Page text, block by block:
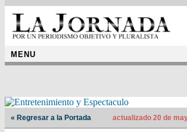
MENU
« Regresar a la Portada actualizado 20 de